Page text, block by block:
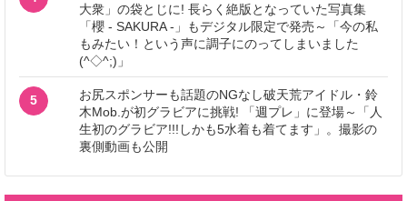
大衆」の袋とじに! 長らく絶版となっていた写真集
「櫻 - SAKURA -」もデジタル限定で発売～「今の私
もみたい！という声に調子にのってしまいました
(^◇^;)」
5
お尻スポンサーも話題のNGなし破天荒アイドル・鈴
木Mob.が初グラビアに挑戦! 「週プレ」に登場～「人
生初のグラビア!!!しかも5水着も着てます」。撮影の
裏側動画も公開